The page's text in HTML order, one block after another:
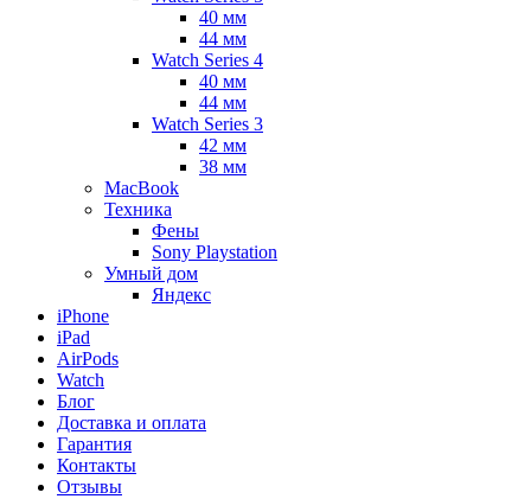
40 мм
44 мм
Watch Series 4
40 мм
44 мм
Watch Series 3
42 мм
38 мм
MacBook
Техника
Фены
Sony Playstation
Умный дом
Яндекс
iPhone
iPad
AirPods
Watch
Блог
Доставка и оплата
Гарантия
Контакты
Отзывы